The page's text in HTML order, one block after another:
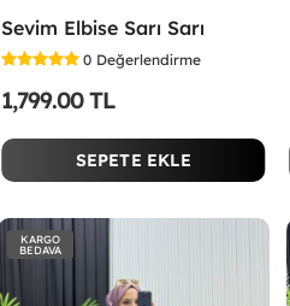
Sevim Elbise Sarı Sarı
0 Değerlendirme
1,799.00 TL
SEPETE EKLE
KARGO
BEDAVA